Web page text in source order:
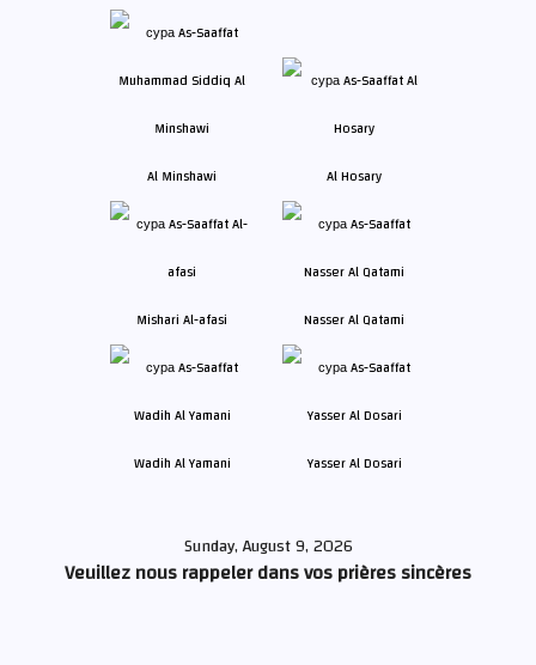
Al Minshawi Al Hosary
Mishari Al-afasi Nasser Al Qatami
Wadih Al Yamani Yasser Al Dosari
Sunday, August 9, 2026
Veuillez nous rappeler dans vos prières sincères